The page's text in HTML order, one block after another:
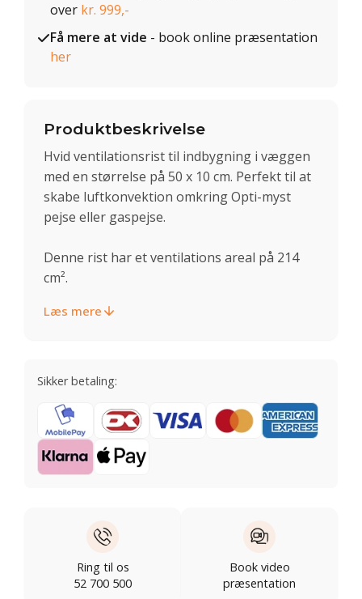
over kr. 999,-
Få mere at vide - book online præsentation
her
Produktbeskrivelse
Hvid ventilationsrist til indbygning i væggen
med en størrelse på 50 x 10 cm. Perfekt til at
skabe luftkonvektion omkring Opti-myst
pejse eller gaspejse.
Denne rist har et ventilations areal på 214
cm².
Læs mere
Sikker betaling:
Ring til os
52 700 500
Book video
præsentation